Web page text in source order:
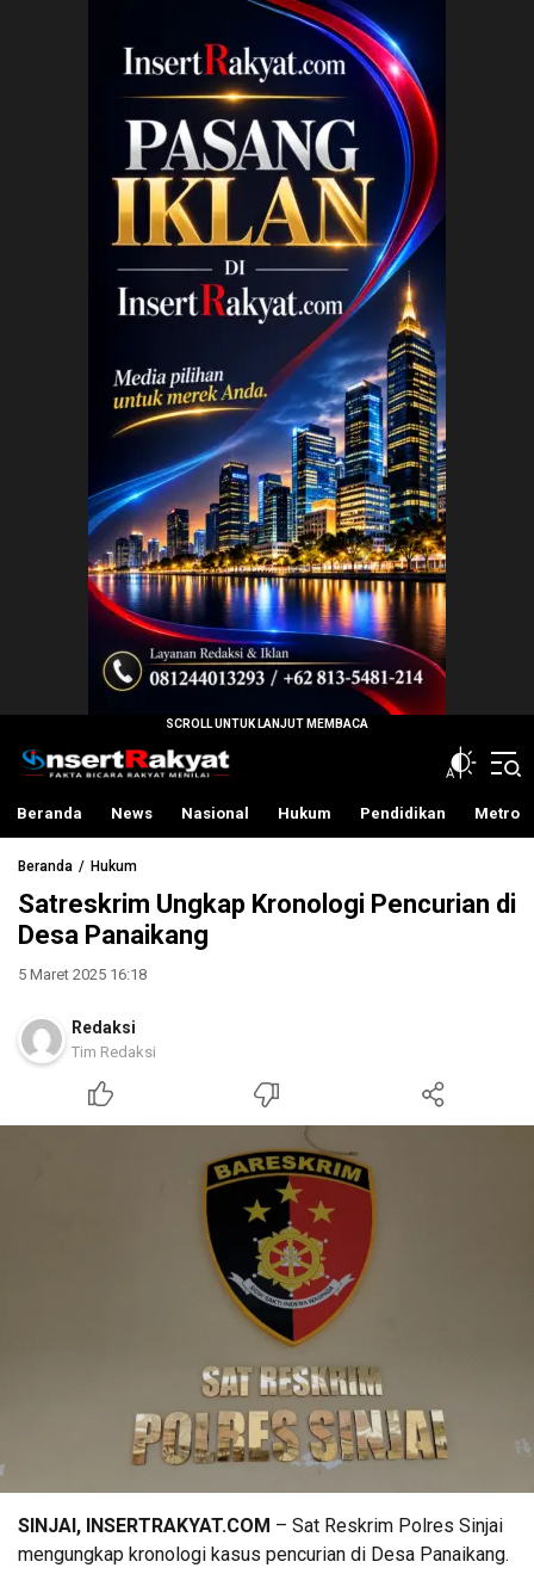
InsertRakyat.com
Fakta Bicara Rakyat Menilai
Beranda News Nasional Hukum Pendidikan Metro
Beranda Hukum
Satreskrim Ungkap Kronologi Pencurian di
Desa Panaikang
5 Maret 2025 16:18
Redaksi
Tim Redaksi
SINJAI, INSERTRAKYAT.COM – Sat Reskrim Polres Sinjai
mengungkap kronologi kasus pencurian di Desa Panaikang.